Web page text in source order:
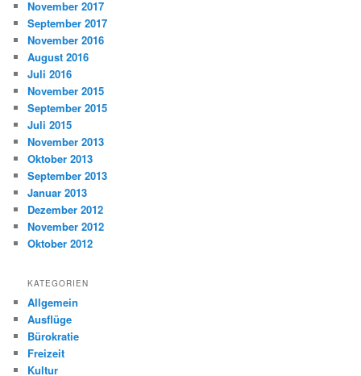
November 2017
September 2017
November 2016
August 2016
Juli 2016
November 2015
September 2015
Juli 2015
November 2013
Oktober 2013
September 2013
Januar 2013
Dezember 2012
November 2012
Oktober 2012
KATEGORIEN
Allgemein
Ausflüge
Bürokratie
Freizeit
Kultur